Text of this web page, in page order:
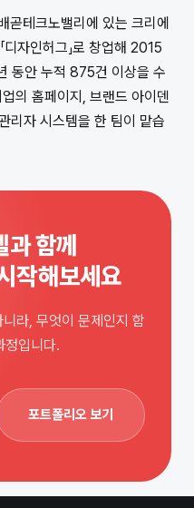
곧테크노밸리에 있는 크리에
자인허그」로 창업해 2015
동안 누적 875건 이상을 수
의 홈페이지, 브랜드 아이덴
리자 시스템을 한 팀이 맡습
함께
작해보세요
라, 무엇이 문제인지 함
정입니다.
포트폴리오 보기